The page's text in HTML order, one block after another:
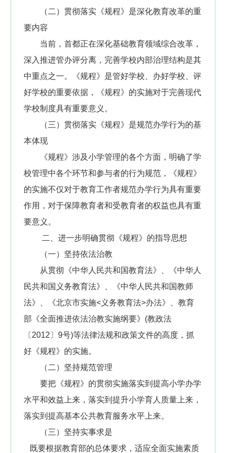
（二）贯彻落实《规程》是深化教育改革的重
要内容
当前，首都正在深化基础教育领域综合改革，
深入推进管办评分离，完善学校内部治理结构是其
中重点之一。《规程》是管好学校、办好学校、评
好学校的重要依据，《规程》的实施对于完善现代
学校制度具有重要意义。
（三）贯彻落实《规程》是规范办学行为的基
本体现
《规程》涉及小学管理的各个方面，明确了学
校管理中各个环节和参与者的行为规范，《规程》
的实施不仅对于教育工作者规范办学行为具有重要
作用，对于保障教育者和受教育者的权益也具有重
要意义。
二、进一步明确贯彻《规程》的指导思想
（一）坚持依法治教
从贯彻《中华人民共和国教育法》、《中华人
民共和国义务教育法》、《中华人民共和国教师
法》、《北京市实施<义务教育法>办法》、教育
部《全面推进依法治教实施纲要》(教政法
〔2012〕9号)等法律法规和政策文件的高度，抓
好《规程》的实施。
（二）坚持规范管理
要把《规程》的贯彻实施落实到提高小学办学
水平和效益上来，落实到提升小学育人质量上来，
落实到提高基本公共教育服务水平上来。
（三）坚持实事求是
既要根据教育部的总体要求，适应全面实施素质